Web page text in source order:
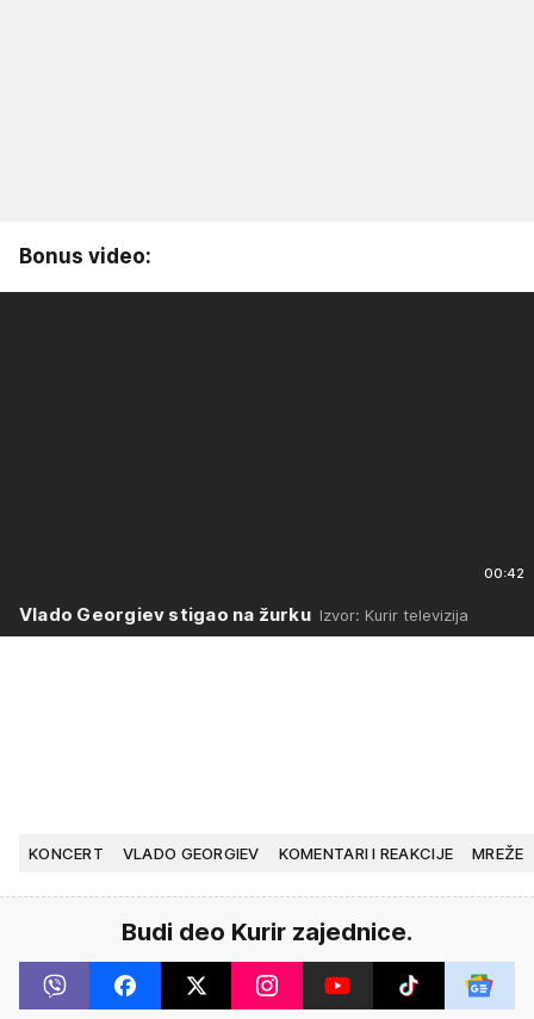
Bonus video:
00:42
Vlado Georgiev stigao na žurkuIzvor: Kurir televizija
KONCERT VLADO GEORGIEV KOMENTARI I REAKCIJE MREŽE
Budi deo Kurir zajednice.